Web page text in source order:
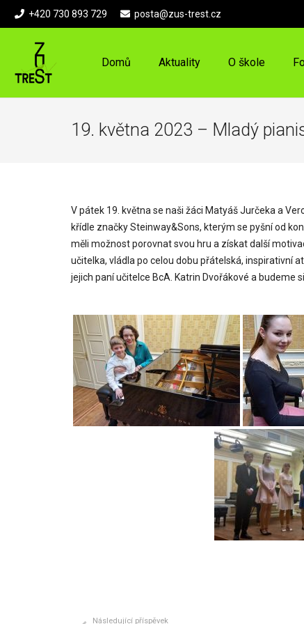
+420 730 893 729 posta@zus-trest.cz
Domů Aktuality O škole
19. května 2023 – Mladý
V pátek 19. května se naši žáci Matyáš Jurčeka a
křídle značky Steinway&Sons, kterým se pyšní od
měli možnost porovnat svou hru a získat další
učitelka, vládla po celou dobu přátelská, inspirativní
jejich paní učitelce BcA. Katrin Dvořákové a budeme
Následující příspěvek